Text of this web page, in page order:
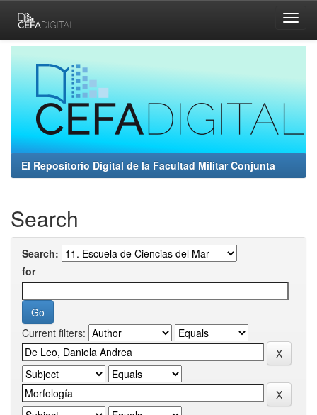
navigation
El Repositorio Digital de la Facultad Militar Conjunta
Search
Search:
for
Current filters: